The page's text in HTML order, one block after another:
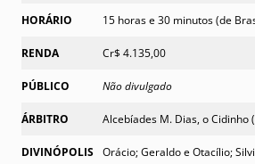
HORÁRIO 15 horas e 30 minutos (de
RENDA Cr$ 4.135,00
PÚBLICO Não divulgado
ÁRBITRO Alcebíades M. Dias, o Cidinho
DIVINÓPOLIS Orácio; Geraldo e Otacílio;